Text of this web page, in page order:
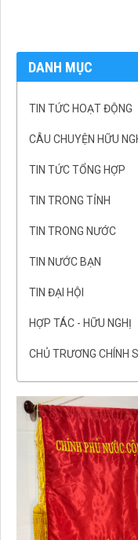
DANH MỤC
TIN TỨC HOẠT ĐỘNG
CÂU CHUYỆN HỮU
TIN TỨC TỔNG HỢP
TIN TRONG TỈNH
TIN TRONG NƯỚC
TIN NƯỚC BẠN
TIN ĐẠI HỘI
HỢP TÁC - HỮU NGHỊ
CHỦ TRƯƠNG CHÍNH